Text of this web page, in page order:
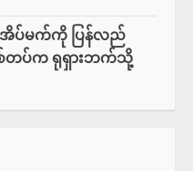
ပ်မက်ကို ပြန်လည်
တပ်က ရုရှားဘက်သို့